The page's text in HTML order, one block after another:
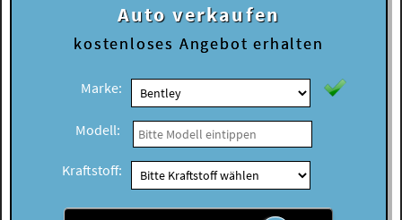
Auto verkaufen
kostenloses Angebot erhalten
Marke:
Modell:
Kraftstoff: